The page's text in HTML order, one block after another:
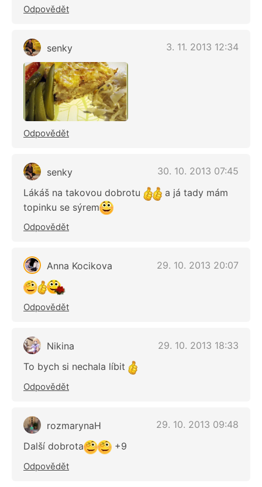
Odpovědět
senky 3. 11. 2013 12:34
Odpovědět
senky
30. 10. 2013 07:45
Lákáš na takovou dobrotu
a já tady mám
topinku se sýrem
Odpovědět
Anna Kocikova 29. 10. 2013 20:07
Odpovědět
Nikina
29. 10. 2013 18:33
To bych si nechala líbit
Odpovědět
rozmarynaH
29. 10. 2013 09:48
Další dobrota
+9
Odpovědět